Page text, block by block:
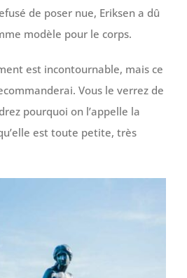
de poser nue, Eriksen a dû
modèle pour le corps.
est incontournable, mais ce
Vous le verrez de
pourquoi on l’appelle la
est toute petite, très